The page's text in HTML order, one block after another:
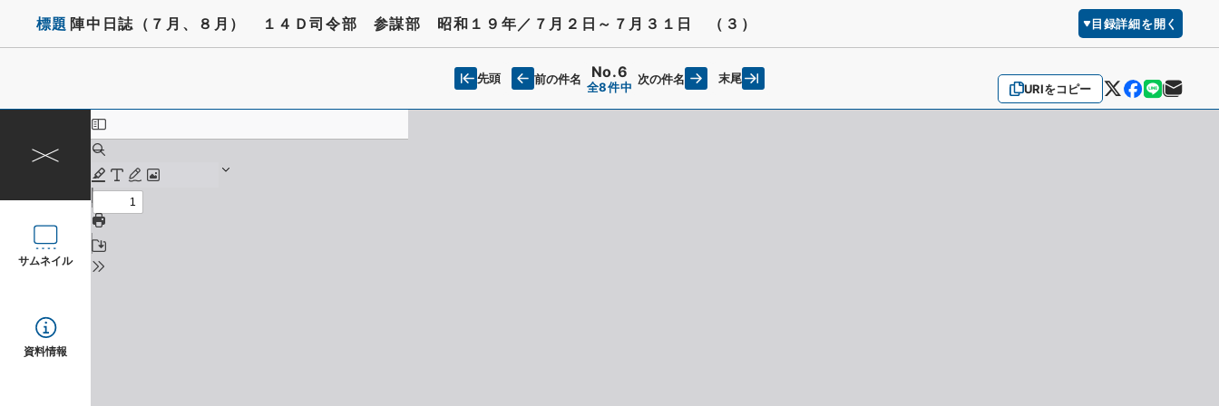
標題 陣中日誌（７月、８月） １４Ｄ司令部 参謀部 昭和１９年／７月２日～７月３１日 （３） 目録詳細を開く
URIをコピー
先頭 前の件名 No.6
全8件中
次の件名 末尾
サムネイル
資料情報